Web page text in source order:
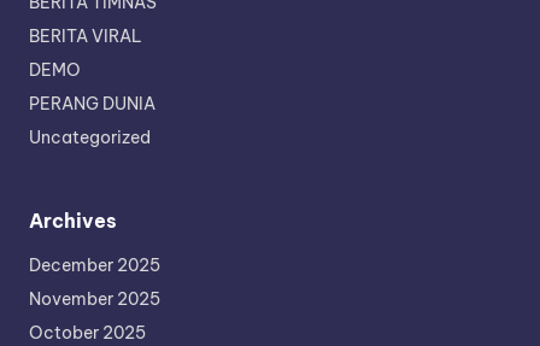
BERITA VIRAL
DEMO
PERANG DUNIA
Uncategorized
Archives
December 2025
November 2025
October 2025